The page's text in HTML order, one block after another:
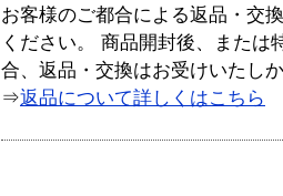
お客様のご都合による返品・交
ください。 商品開封後、または
合、返品・交換はお受けいたし
⇒返品について詳しくはこちら